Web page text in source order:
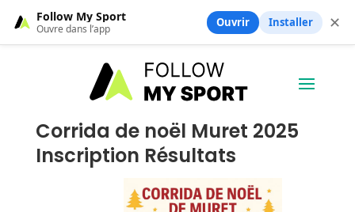
Corrida de noël Muret 2025
Inscription Résultats
Follow My Sport
Ouvre dans l’app Ouvrir Installer ✕